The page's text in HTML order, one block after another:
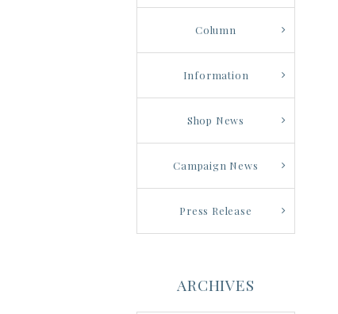
Column
Information
Shop News
Campaign News
Press Release
ARCHIVES